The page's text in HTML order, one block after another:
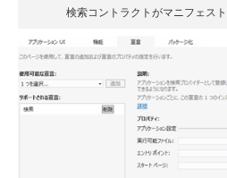
検索コントラクトがマニフェス